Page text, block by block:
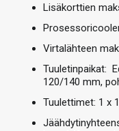
Lisäkorttien
Virtalähteen
Tuuletinpaikat:
120/140 mm,
Tuulettimet: 1 x